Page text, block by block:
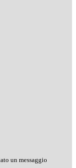
un messaggio